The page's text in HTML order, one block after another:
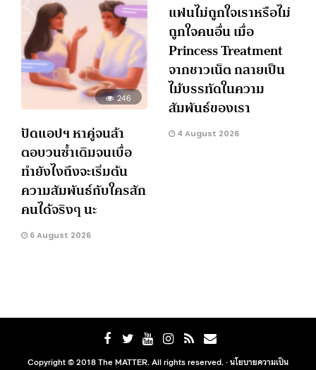
246
ปัดแอปฯ หาคู่จนล้า
ตอบวนซ้ำเดิมจนเบื่อ
ทำยังไงถึงจะเริ่มต้น
ความสัมพันธ์กับใครสัก
คนได้จริงๆ นะ
6 August 2026
แฟนไม่ถูกใจเราหรือไม่
ถูกใจคนอื่น เมื่อ
Princess Treatment
จากชาวเน็ต กลายเป็น
ไม้บรรทัดในความ
สัมพันธ์ของเรา
4 August 2026
Copyright © 2018 The MATTER. All rights reserved. ·นโยบายความเป็น